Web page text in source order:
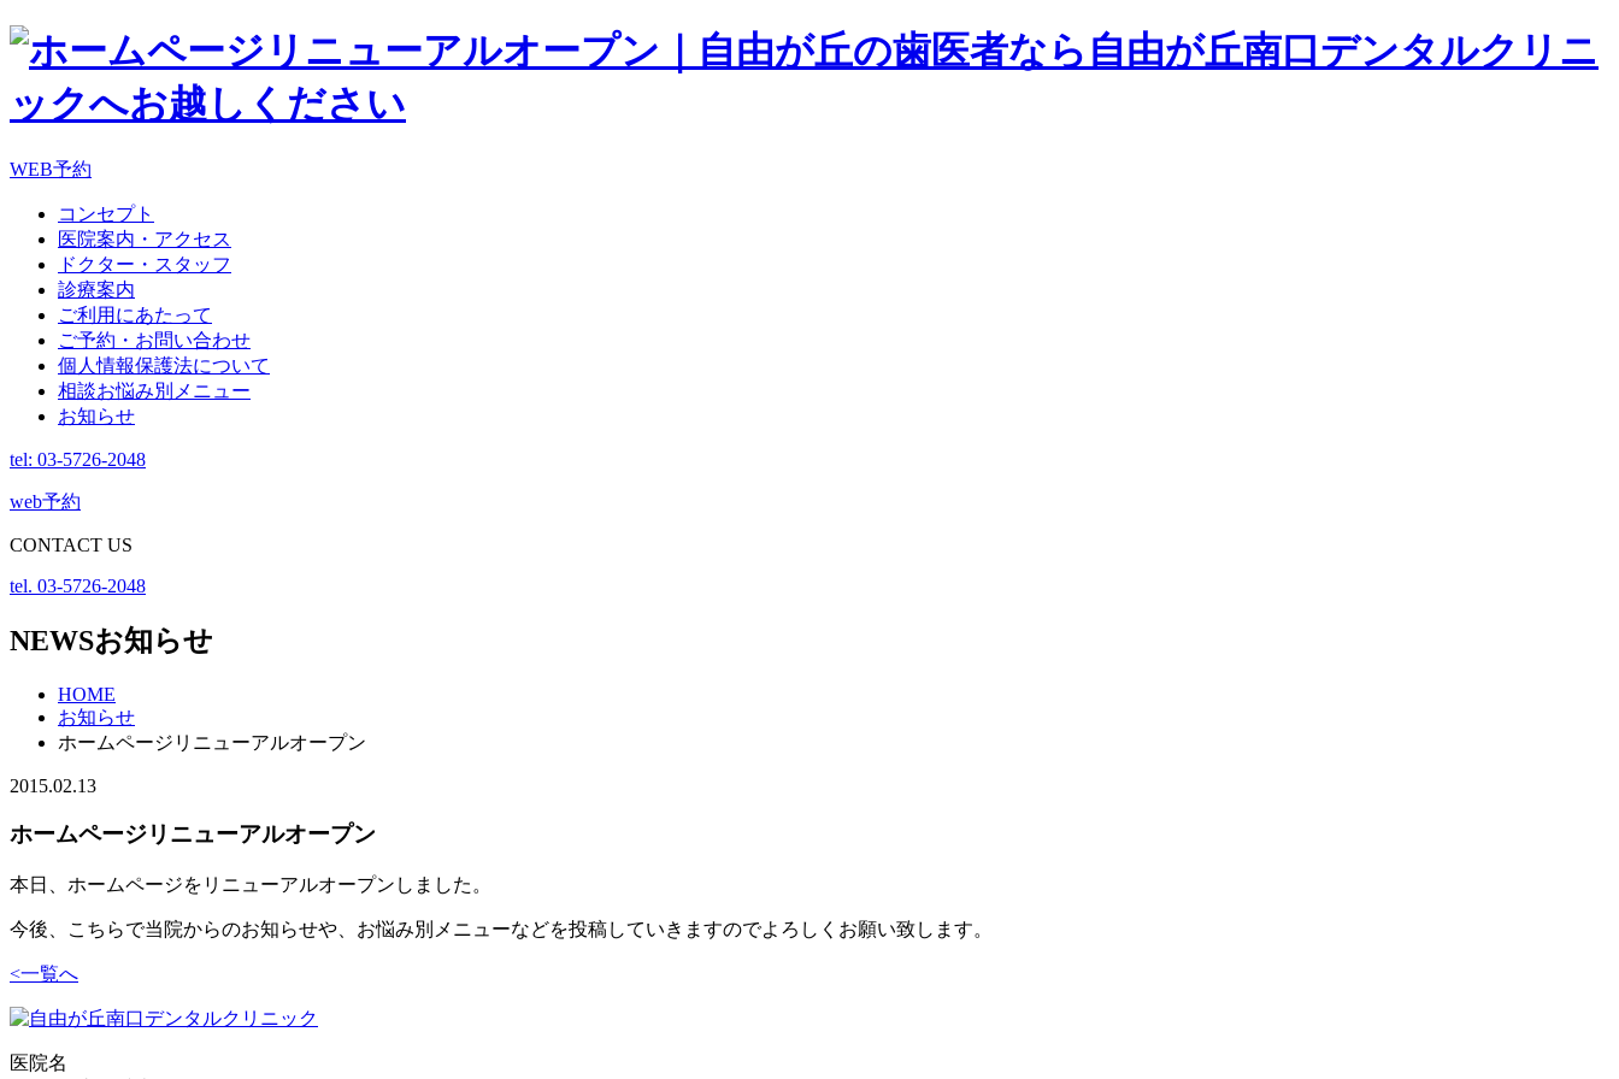
WEB予約
コンセプト
医院案内・アクセス
ドクター・スタッフ
診療案内
ご利用にあたって
ご予約・お問い合わせ
個人情報保護法について
相談お悩み別メニュー
お知らせ
tel: 03-5726-2048
web予約
CONTACT US
tel. 03-5726-2048
NEWSお知らせ
HOME
お知らせ
ホームページリニューアルオープン
2015.02.13
ホームページリニューアルオープン
本日、ホームページをリニューアルオープンしました。
今後、こちらで当院からのお知らせや、お悩み別メニューなどを投稿していきますのでよろしくお願い致します。
<一覧へ
医院名